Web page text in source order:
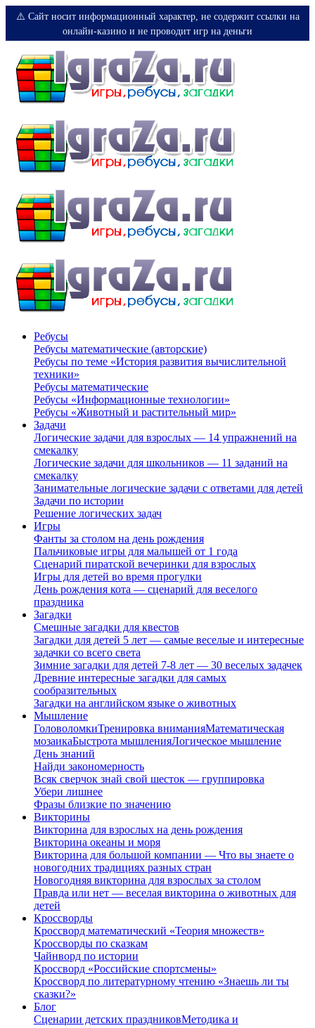
⚠️ Сайт носит информационный характер, не содержит ссылки на
онлайн-казино и не проводит игр на деньги
Ребусы
Ребусы математические (авторские)
Ребусы по теме «История развития вычислительной
техники»
Ребусы математические
Ребусы «Информационные технологии»
Ребусы «Животный и растительный мир»
Задачи
Логические задачи для взрослых — 14 упражнений на
смекалку
Логические задачи для школьников — 11 заданий на
смекалку
Занимательные логические задачи с ответами для детей
Задачи по истории
Решение логических задач
Игры
Фанты за столом на день рождения
Пальчиковые игры для малышей от 1 года
Сценарий пиратской вечеринки для взрослых
Игры для детей во время прогулки
День рождения кота — сценарий для веселого
праздника
Загадки
Смешные загадки для квестов
Загадки для детей 5 лет — самые веселые и интересные
задачки со всего света
Зимние загадки для детей 7-8 лет — 30 веселых задачек
Древние интересные загадки для самых
сообразительных
Загадки на английском языке о животных
Мышление
ГоловоломкиТренировка вниманияМатематическая
мозаикаБыстрота мышленияЛогическое мышление
День знаний
Найди закономерность
Всяк сверчок знай свой шесток — группировка
Убери лишнее
Фразы близкие по значению
Викторины
Викторина для взрослых на день рождения
Викторина океаны и моря
Викторина для большой компании — Что вы знаете о
новогодних традициях разных стран
Новогодняя викторина для взрослых за столом
Правда или нет — веселая викторина о животных для
детей
Кроссворды
Кроссворд математический «Теория множеств»
Кроссворды по сказкам
Чайнворд по истории
Кроссворд «Российские спортсмены»
Кроссворд по литературному чтению «Знаешь ли ты
сказки?»
Блог
Сценарии детских праздниковМетодика и